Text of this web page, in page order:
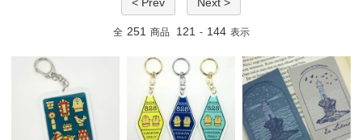
全 251 商品 121 - 144 表示